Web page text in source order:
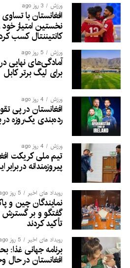
ورزش 3 روز ago
نخستین امتیاز
کانتیننتال کسب
ورزش 5 روز ago
آمادگی‌های نهایی
برای لیگ برتر کابل
ورزش 4 روز ago
افغانستان در پی
رده‌بندی یک‌روزه در
ورزش 4 روز ago
تیم ملی کریکت
پیروزمندانه دربرابر
رویداد های اخیر 5 روز ago
نمایندگان چین و
گفتگو و بر
تأکید کردند
رویداد های اخیر 5 روز ago
برنامه جهانی غذا:
افغانستان در